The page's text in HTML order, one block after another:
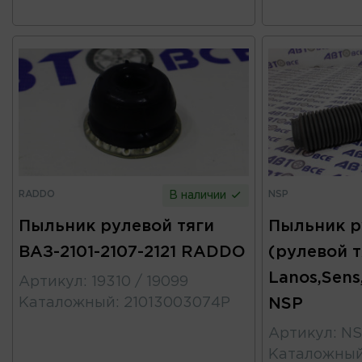
RADDO В наличии
Пыльник рулевой тяги
ВАЗ-2101-2107-2121 RADDO
Артикул :
19310 / 19099
Каталожный : 21013003074Р
NSP
Пыльник
(рулевой
NSP
Артикул :